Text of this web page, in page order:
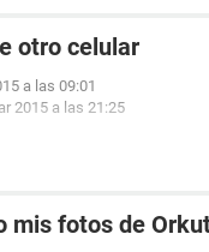
otro celular
a las 09:01
2015 a las 21:25
mis fotos de